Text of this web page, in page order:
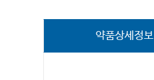
약품상세정보